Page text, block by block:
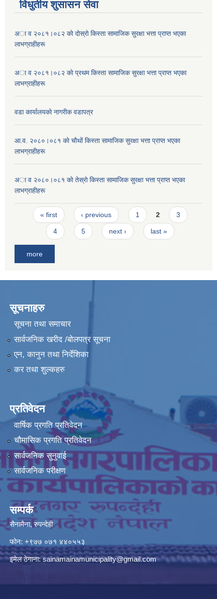
विधुतीय शुसासन सेवा
अा व २०८१।०८२ काे दाेस्राे किस्ता सामाजिक सुरक्षा भत्ता प्राप्त भएका
लाभग्राहीहरू
अा व २०८१।०८२ काे प्रथम किस्ता सामाजिक सुरक्षा भत्ता प्राप्त भएका
लाभग्राहीहरू
वडा कार्यालयकाे नागरीक वडापत्र
आ.व. २०८०।०८१ काे चाैथाें किस्ता सामाजिक सुरक्षा भत्ता प्राप्त भएका
लाभग्राहीहरू
अा व २०८०।०८१ काे तेस्राे किस्ता सामाजिक सुरक्षा भत्ता प्राप्त भएका
लाभग्राहीहरू
Pages
« first ‹ previous 1 2 3
4 5 next › last »
more
सूचनाहरु
सूचना तथा समाचार
सार्वजनिक खरीद /बोलपत्र सूचना
एन, कानुन तथा निर्देशिका
कर तथा शुल्कहरु
प्रतिवेदन
वार्षिक प्रगति प्रतिवेदन
चौमासिक प्रगति प्रतिवेदन
सार्वजनिक सुनुवाई
सार्वजनिक परीक्षण
सम्पर्क
सैनामैना, रुपन्देही
फोन: +९७७ ०७१ ४४०५५३
इमेल ठेगाना:sainamainamunicipality@gmail.com